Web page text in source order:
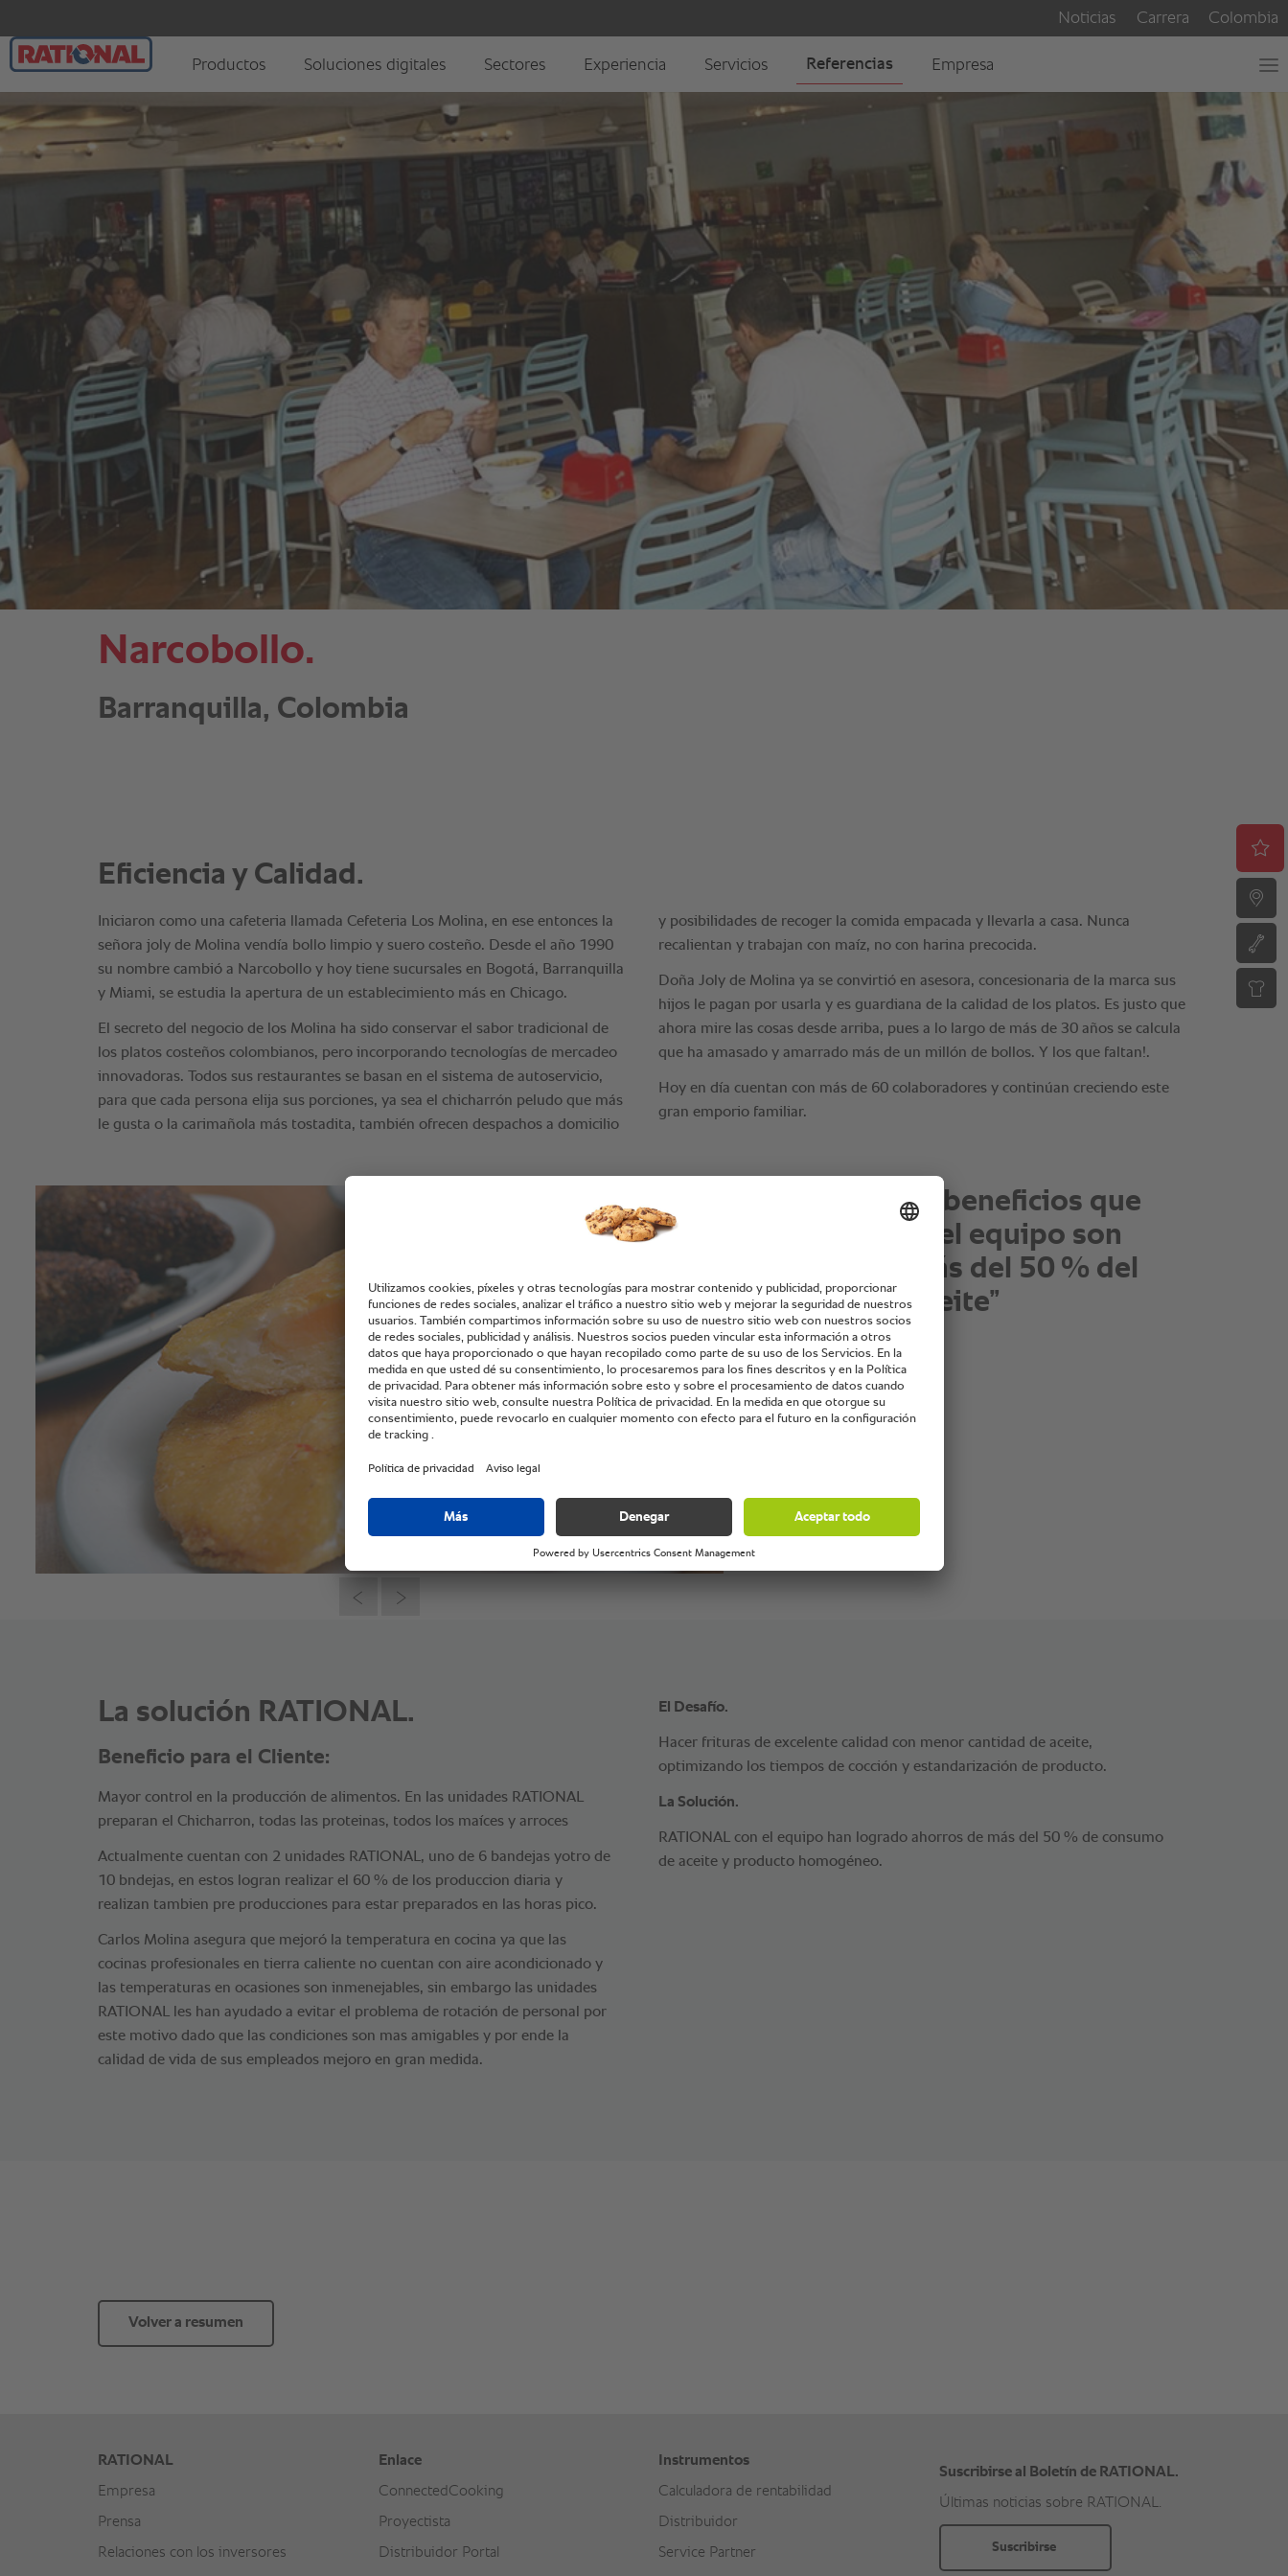
Narcobollo.
Barranquilla, Colombia
“Los mayores beneficios que
nos ha traido el equipo son
ahorros de más del 50 % del
cosumo de aceite”
La solución RATIONAL.
Beneficio para el Cliente:
Mayor control en la producción de alimentos. En las unidades RATIONAL
preparan el Chicharron, todas las proteinas, todos los maíces y arroces
Actualmente cuentan con 2 unidades RATIONAL, uno de 6 bandejas yotro de
10 bndejas, en estos logran realizar el 60 % de los produccion diaria y
realizan tambien pre producciones para estar preparados en las horas pico.
Carlos Molina asegura que mejoró la temperatura en cocina ya que las
cocinas profesionales en tierra caliente no cuentan con aire acondicionado y
las temperaturas en ocasiones son inmenejables, sin embargo las unidades
RATIONAL les han ayudado a evitar el problema de rotación de personal por
este motivo dado que las condiciones son mas amigables y por ende la
calidad de vida de sus empleados mejoro en gran medida.
El Desafío.
Hacer frituras de excelente calidad con menor cantidad de aceite,
optimizando los tiempos de cocción y estandarización de producto.
La Solución.
RATIONAL con el equipo han logrado ahorros de más del 50 % de consumo
de aceite y producto homogéneo.
Volver a resumen